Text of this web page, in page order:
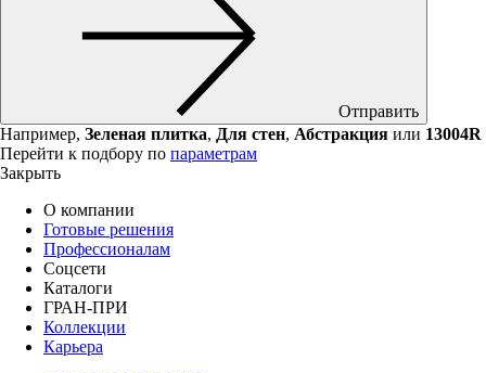
Отправить
Например, Зеленая плитка, Для стен, Абстракция или 13004R
Перейти к подбору по параметрам
Закрыть
О компании
Готовые решения
Профессионалам
Соцсети
Каталоги
ГРАН-ПРИ
Коллекции
Карьера